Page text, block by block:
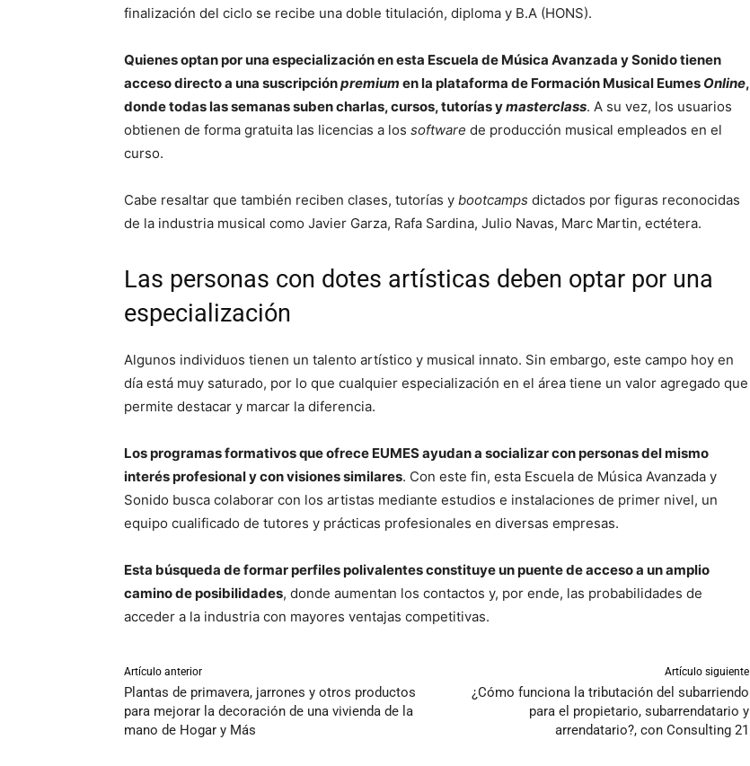
finalización del ciclo se recibe una doble titulación, diploma y B.A (HONS).
Quienes optan por una especialización en esta Escuela de Música Avanzada y Sonido tienen
acceso directo a una suscripciónpremium en la plataforma de Formación Musical Eumes Online,
donde todas las semanas suben charlas, cursos, tutorías ymasterclass. A su vez, los usuarios
obtienen de forma gratuita las licencias a los software de producción musical empleados en el
curso.
Cabe resaltar que también reciben clases, tutorías y bootcamps dictados por figuras reconocidas
de la industria musical como Javier Garza, Rafa Sardina, Julio Navas, Marc Martin, ectétera.
Las personas con dotes artísticas deben optar por una
especialización
Algunos individuos tienen un talento artístico y musical innato. Sin embargo, este campo hoy en
día está muy saturado, por lo que cualquier especialización en el área tiene un valor agregado que
permite destacar y marcar la diferencia.
Los programas formativos que ofrece EUMES ayudan a socializar con personas del mismo
interés profesional y con visiones similares. Con este fin, esta Escuela de Música Avanzada y
Sonido busca colaborar con los artistas mediante estudios e instalaciones de primer nivel, un
equipo cualificado de tutores y prácticas profesionales en diversas empresas.
Esta búsqueda de formar perfiles polivalentes constituye un puente de acceso a un amplio
camino de posibilidades, donde aumentan los contactos y, por ende, las probabilidades de
acceder a la industria con mayores ventajas competitivas.
Artículo anterior
Plantas de primavera, jarrones y otros productos
para mejorar la decoración de una vivienda de la
mano de Hogar y Más
Artículo siguiente
¿Cómo funciona la tributación del subarriendo
para el propietario, subarrendatario y
arrendatario?, con Consulting 21